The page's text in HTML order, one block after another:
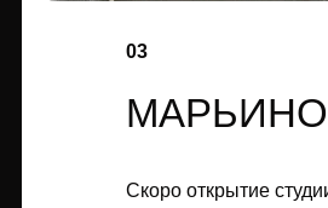
03
МАРЬИНО
Скоро открытие